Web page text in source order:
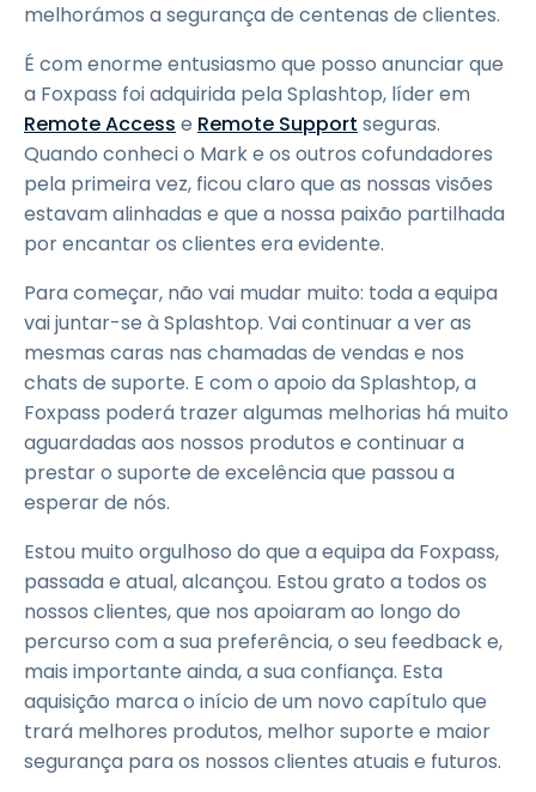
melhorámos a segurança de centenas de clientes.
É com enorme entusiasmo que posso anunciar que
a Foxpass foi adquirida pela Splashtop, líder em
Remote Access e Remote Support seguras.
Quando conheci o Mark e os outros cofundadores
pela primeira vez, ficou claro que as nossas visões
estavam alinhadas e que a nossa paixão partilhada
por encantar os clientes era evidente.
Para começar, não vai mudar muito: toda a equipa
vai juntar-se à Splashtop. Vai continuar a ver as
mesmas caras nas chamadas de vendas e nos
chats de suporte. E com o apoio da Splashtop, a
Foxpass poderá trazer algumas melhorias há muito
aguardadas aos nossos produtos e continuar a
prestar o suporte de excelência que passou a
esperar de nós.
Estou muito orgulhoso do que a equipa da Foxpass,
passada e atual, alcançou. Estou grato a todos os
nossos clientes, que nos apoiaram ao longo do
percurso com a sua preferência, o seu feedback e,
mais importante ainda, a sua confiança. Esta
aquisição marca o início de um novo capítulo que
trará melhores produtos, melhor suporte e maior
segurança para os nossos clientes atuais e futuros.